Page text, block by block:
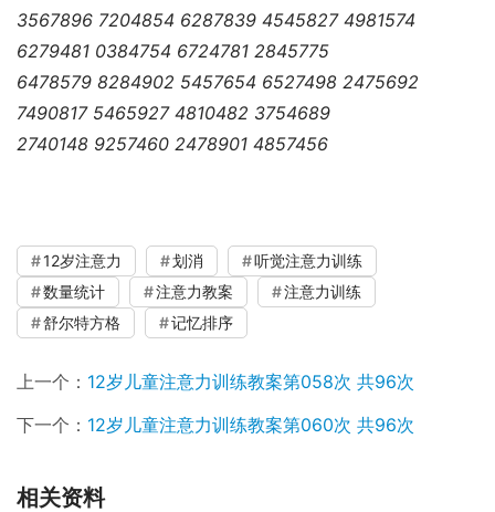
3567896 7204854 6287839 4545827 4981574
6279481 0384754 6724781 2845775
6478579 8284902 5457654 6527498 2475692
7490817 5465927 4810482 3754689
2740148 9257460 2478901 4857456
12岁注意力 划消
听觉注意力训练
数量统计
注意力教案
注意力训练
舒尔特方格
记忆排序
上一个： 12岁儿童注意力训练教案第058次 共96次
下一个： 12岁儿童注意力训练教案第060次 共96次
相关资料